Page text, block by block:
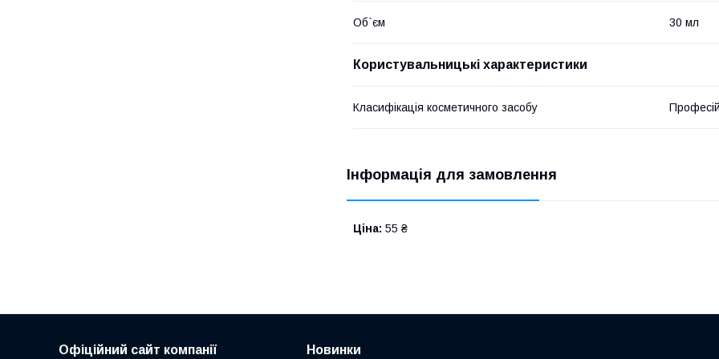
Об`єм 30 мл
Користувальницькі характеристики
Класифікація косметичного засобу
Інформація для замовлення
Ціна: 55 ₴
Офіційний сайт компанії Новинки